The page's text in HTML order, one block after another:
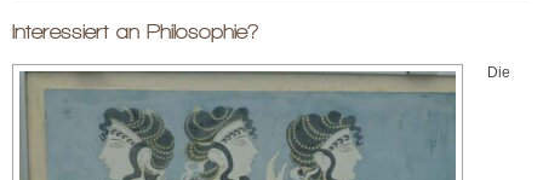
Interessiert an Philosophie?
Die